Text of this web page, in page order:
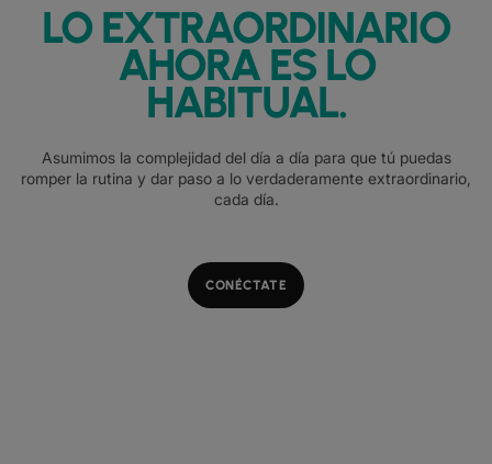
LO EXTRAORDINARIO
AHORA ES LO
HABITUAL.
Asumimos la complejidad del día a día para que tú puedas
romper la rutina y dar paso a lo verdaderamente extraordinario,
cada día.
CONÉCTATE